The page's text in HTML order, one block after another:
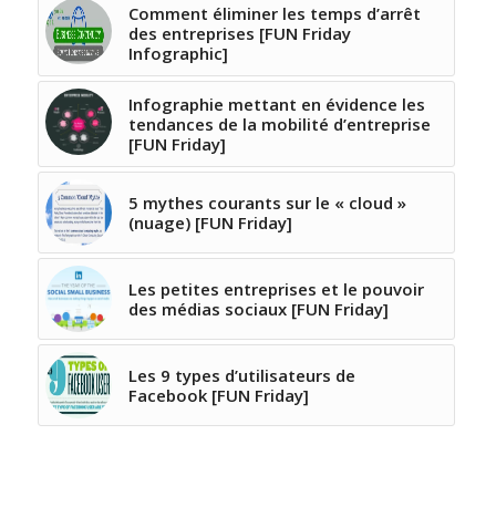
Comment éliminer les temps d’arrêt
des entreprises [FUN Friday
Infographic]
Infographie mettant en évidence les
tendances de la mobilité d’entreprise
[FUN Friday]
5 mythes courants sur le « cloud »
(nuage) [FUN Friday]
Les petites entreprises et le pouvoir
des médias sociaux [FUN Friday]
Les 9 types d’utilisateurs de
Facebook [FUN Friday]